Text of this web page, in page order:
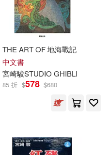
THE ART OF 地海戰記
中文書
宮崎駿STUDIO GHIBLI
85 折 $578 $680